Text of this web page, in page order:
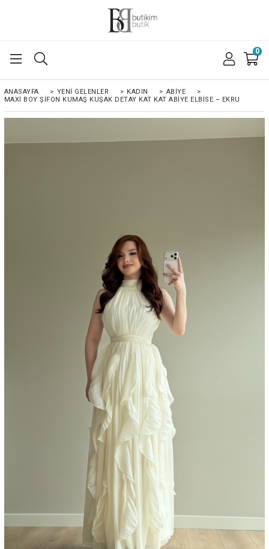
0
ANASAYFA > YENI GELENLER > KADIN > ABIYE
>
MAXI BOY ŞIFON KUMAŞ KUŞAK DETAY KAT KAT ABIYE ELBISE – EKRU